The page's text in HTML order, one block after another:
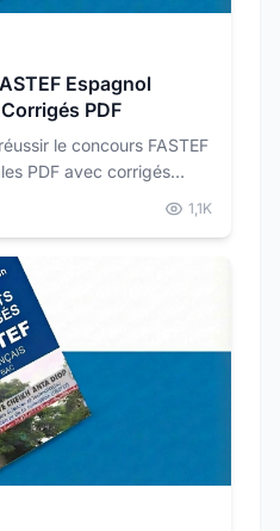
Espagnol
PDF
le concours FASTEF
PDF avec corrigés
dans les conditions
1,1K